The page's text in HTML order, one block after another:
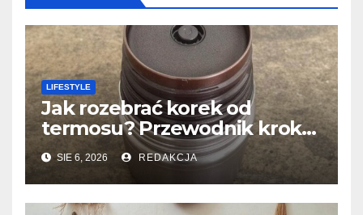
LIFESTYLE
Jak rozebrać korek od
termosu? Przewodnik krok
po kroku
SIE 6, 2026 REDAKCJA